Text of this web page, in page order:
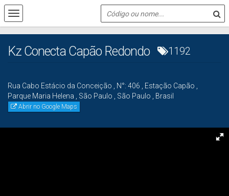
Kz Conecta Capão Redondo 1192
Rua Cabo Estácio da Conceição N°: 406 Estação Capão
Parque Maria Helena
São Paulo São Paulo Brasil
Abrir no Google Maps